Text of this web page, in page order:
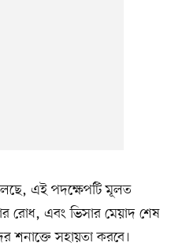
এই পদক্ষেপটি মূলত
রোধ, এবং ভিসার মেয়াদ শেষ
শনাক্তে সহায়তা করবে।